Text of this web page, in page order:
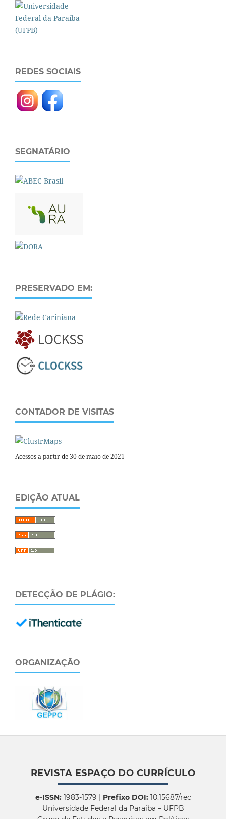
REDES SOCIAIS
SEGNATÁRIO
PRESERVADO EM:
CONTADOR DE VISITAS
Acessos a partir de 30 de maio de 2021
EDIÇÃO ATUAL
DETECÇÃO DE PLÁGIO:
ORGANIZAÇÃO
REVISTA ESPAÇO DO CURRÍCULO
e-ISSN:1983-1579 | Prefixo DOI:10.15687/rec
Universidade Federal da Paraíba – UFPB